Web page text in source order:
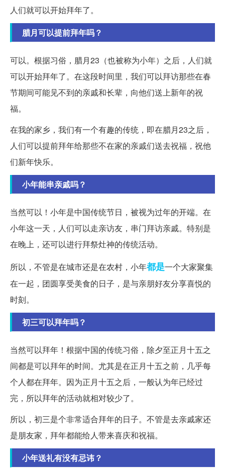
人们就可以开始拜年了。
腊月可以提前拜年吗？
可以。根据习俗，腊月23（也被称为小年）之后，人们就
可以开始拜年了。在这段时间里，我们可以拜访那些在春
节期间可能见不到的亲戚和长辈，向他们送上新年的祝
福。
在我的家乡，我们有一个有趣的传统，即在腊月23之后，
人们可以提前拜年给那些不在家的亲戚们送去祝福，祝他
们新年快乐。
小年能串亲戚吗？
当然可以！小年是中国传统节日，被视为过年的开端。在
小年这一天，人们可以走亲访友，串门拜访亲戚。特别是
在晚上，还可以进行拜祭灶神的传统活动。
所以，不管是在城市还是在农村，小年都是一个大家聚集
在一起，团圆享受美食的日子，是与亲朋好友分享喜悦的
时刻。
初三可以拜年吗？
当然可以拜年！根据中国的传统习俗，除夕至正月十五之
间都是可以拜年的时间。尤其是在正月十五之前，几乎每
个人都在拜年。因为正月十五之后，一般认为年已经过
完，所以拜年的活动就相对较少了。
所以，初三是个非常适合拜年的日子。不管是去亲戚家还
是朋友家，拜年都能给人带来喜庆和祝福。
小年送礼有没有忌讳？